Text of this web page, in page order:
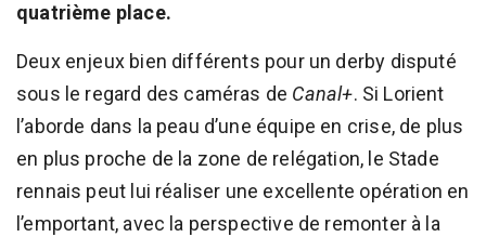
quatrième place.
Deux enjeux bien différents pour un derby disputé
sous le regard des caméras de Canal+. Si Lorient
l’aborde dans la peau d’une équipe en crise, de plus
en plus proche de la zone de relégation, le Stade
rennais peut lui réaliser une excellente opération en
l’emportant, avec la perspective de remonter à la